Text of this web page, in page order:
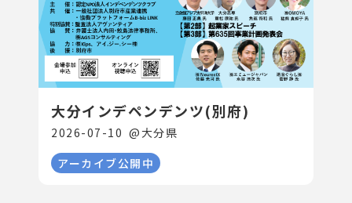
大分インデペンデンツ(別府)
2026-07-10 @大分県
アーカイブ公開中